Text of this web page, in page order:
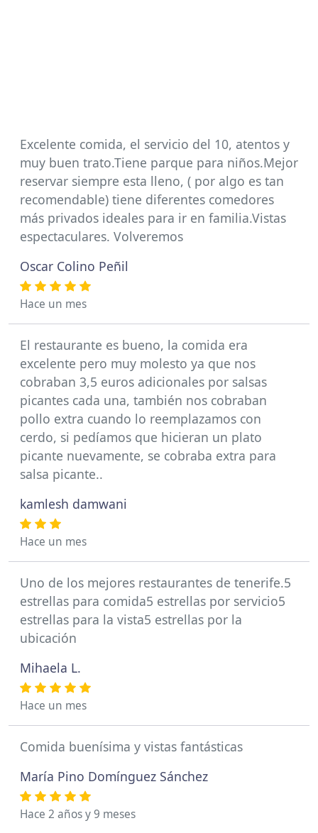
Excelente comida, el servicio del 10, atentos y
muy buen trato.Tiene parque para niños.Mejor
reservar siempre esta lleno, ( por algo es tan
recomendable) tiene diferentes comedores
más privados ideales para ir en familia.Vistas
espectaculares. Volveremos
Oscar Colino Peñil
Hace un mes
El restaurante es bueno, la comida era
excelente pero muy molesto ya que nos
cobraban 3,5 euros adicionales por salsas
picantes cada una, también nos cobraban
pollo extra cuando lo reemplazamos con
cerdo, si pedíamos que hicieran un plato
picante nuevamente, se cobraba extra para
salsa picante..
kamlesh damwani
Hace un mes
Uno de los mejores restaurantes de tenerife.5
estrellas para comida5 estrellas por servicio5
estrellas para la vista5 estrellas por la
ubicación
Mihaela L.
Hace un mes
Comida buenísima y vistas fantásticas
María Pino Domínguez Sánchez
Hace 2 años y 9 meses